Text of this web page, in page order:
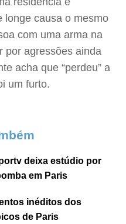
longe causa o mesmo
com uma arma na
por agressões ainda
acha que “perdeu” a
um furto.
deixa estúdio por
em Paris
inéditos dos
de Paris